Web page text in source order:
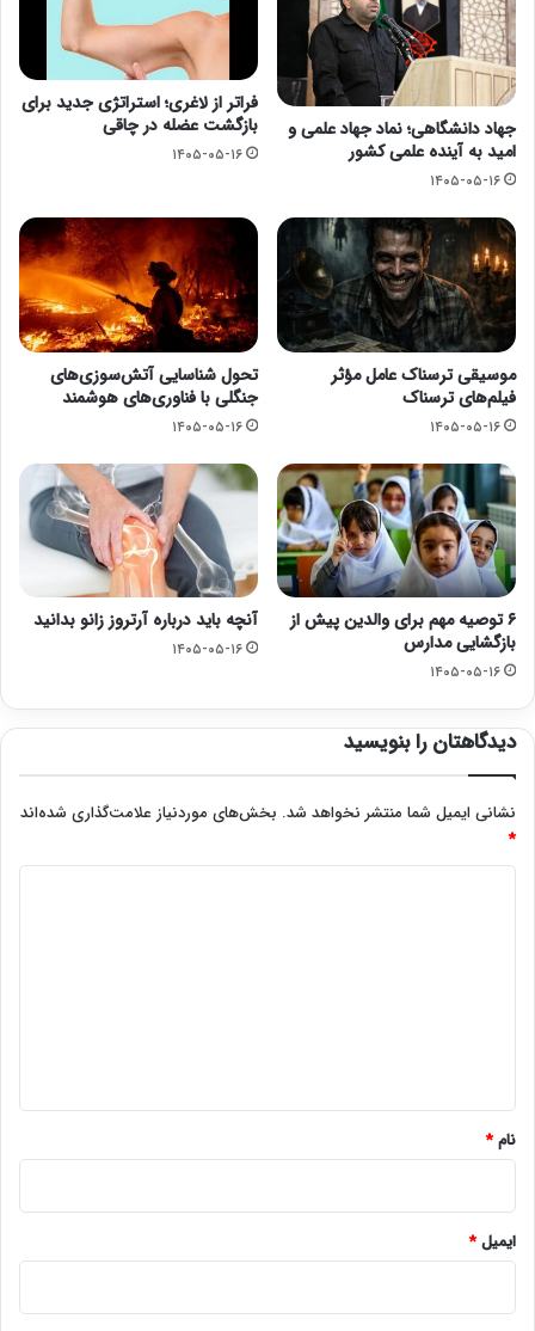
جهاد دانشگاهی؛ نماد جهاد علمی و
امید به آینده علمی کشور
۱۴۰۵-۰۵-۱۶
فراتر از لاغری؛ استراتژی جدید برای
بازگشت عضله در چاقی
۱۴۰۵-۰۵-۱۶
موسیقی ترسناک عامل مؤثر
فیلم‌های ترسناک
۱۴۰۵-۰۵-۱۶
تحول شناسایی آتش‌سوزی‌های
جنگلی با فناوری‌های هوشمند
۱۴۰۵-۰۵-۱۶
۶ توصیه مهم برای والدین پیش از
بازگشایی مدارس
۱۴۰۵-۰۵-۱۶
آنچه باید درباره آرتروز زانو بدانید
۱۴۰۵-۰۵-۱۶
دیدگاهتان را بنویسید
نشانی ایمیل شما منتشر نخواهد شد. بخش‌های موردنیاز علامت‌گذاری شده‌اند
*
نام*
ایمیل*